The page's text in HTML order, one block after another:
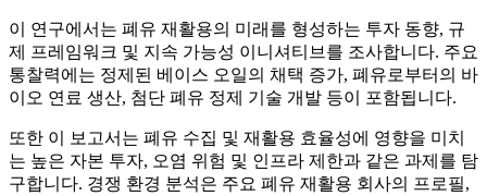
이 연구에서는 폐유 재활용의 미래를 형성하는 투자 동향, 규
제 프레임워크 및 지속 가능성 이니셔티브를 조사합니다. 주요
통찰력에는 정제된 베이스 오일의 채택 증가, 폐유로부터의 바
이오 연료 생산, 첨단 폐유 정제 기술 개발 등이 포함됩니다.
또한 이 보고서는 폐유 수집 및 재활용 효율성에 영향을 미치
는 높은 자본 투자, 오염 위험 및 인프라 제한과 같은 과제를 탐
구합니다. 경쟁 환경 분석은 주요 폐유 재활용 회사의 프로필,